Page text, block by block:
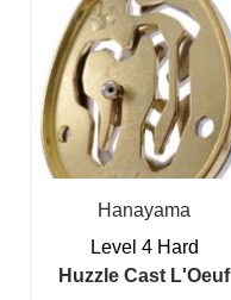
Hanayama
Level 4 Hard
Huzzle Cast L'Oeuf